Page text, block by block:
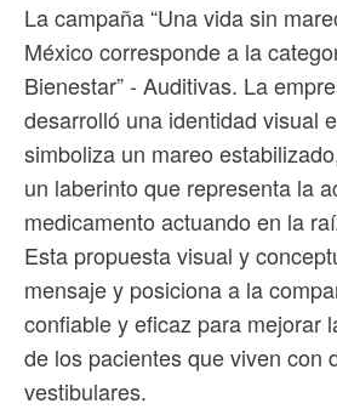
La campaña “Una vida sin
México corresponde a la
Bienestar” - Auditivas. La
desarrolló una identidad visual
simboliza un mareo
un laberinto que representa la
medicamento actuando en la
Esta propuesta visual y
mensaje y posiciona a la
confiable y eficaz para mejorar
de los pacientes que viven con
vestibulares.